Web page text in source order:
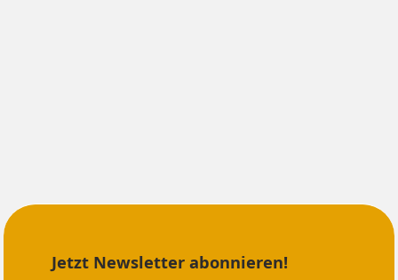
Jetzt Newsletter abonnieren!